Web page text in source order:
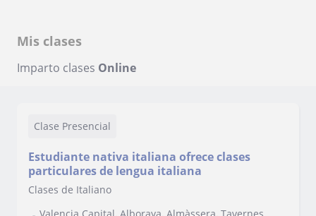
Mis clases
Imparto clases Online
Clase Presencial
Estudiante nativa italiana ofrece clases
particulares de lengua italiana
Clases de Italiano